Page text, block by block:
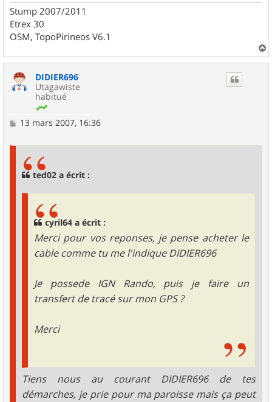
Stump 2007/2011
Etrex 30
OSM, TopoPirineos V6.1
a
DIDIER696
Utagawiste
habitué
M13 mars 2007, 16:36
ted02 a écrit :
cyril64 a écrit :
Merci pour vos reponses, je pense acheter le
cable comme tu me l'indique DIDIER696
Je possede IGN Rando, puis je faire un
transfert de tracé sur mon GPS ?
Merci
Tiens nous au courant DIDIER696 de tes
démarches, je prie pour ma paroisse mais ça peut